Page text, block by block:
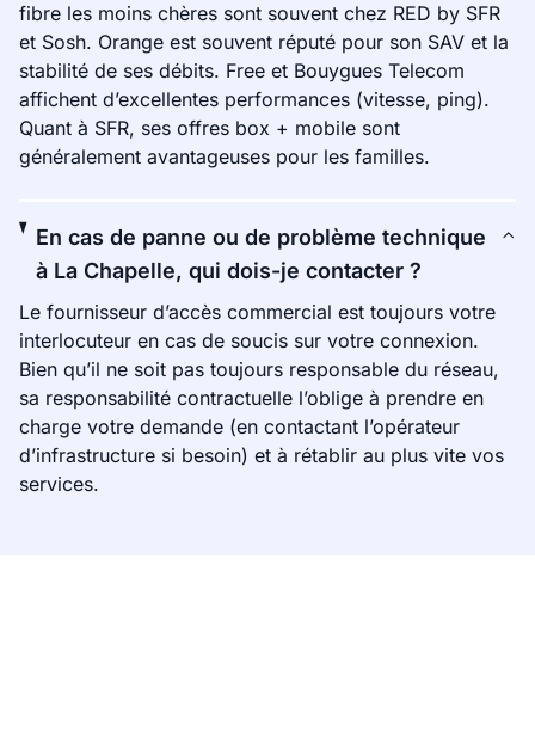
fibre les moins chères sont souvent chez RED by SFR
et Sosh. Orange est souvent réputé pour son SAV et la
stabilité de ses débits. Free et Bouygues Telecom
affichent d’excellentes performances (vitesse, ping).
Quant à SFR, ses offres box + mobile sont
généralement avantageuses pour les familles.
En cas de panne ou de problème technique
à La Chapelle, qui dois-je contacter ?
Le fournisseur d’accès commercial est toujours votre
interlocuteur en cas de soucis sur votre connexion.
Bien qu’il ne soit pas toujours responsable du réseau,
sa responsabilité contractuelle l’oblige à prendre en
charge votre demande (en contactant l’opérateur
d’infrastructure si besoin) et à rétablir au plus vite vos
services.